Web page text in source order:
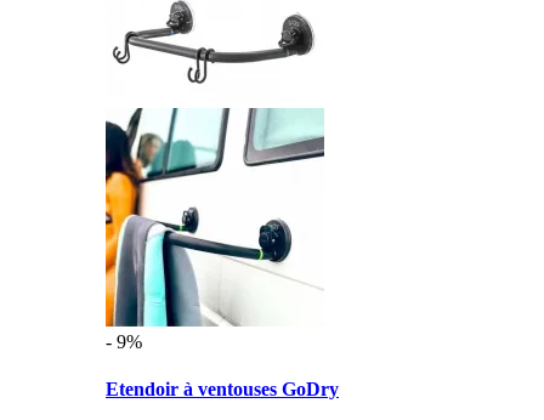
- 9%
Etendoir à ventouses GoDry